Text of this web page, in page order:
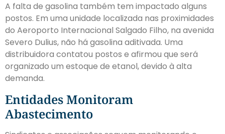
A falta de gasolina também tem impactado alguns
postos. Em uma unidade localizada nas proximidades
do Aeroporto Internacional Salgado Filho, na avenida
Severo Dulius, não há gasolina aditivada. Uma
distribuidora contatou postos e afirmou que será
organizado um estoque de etanol, devido à alta
demanda.
Entidades Monitoram
Abastecimento